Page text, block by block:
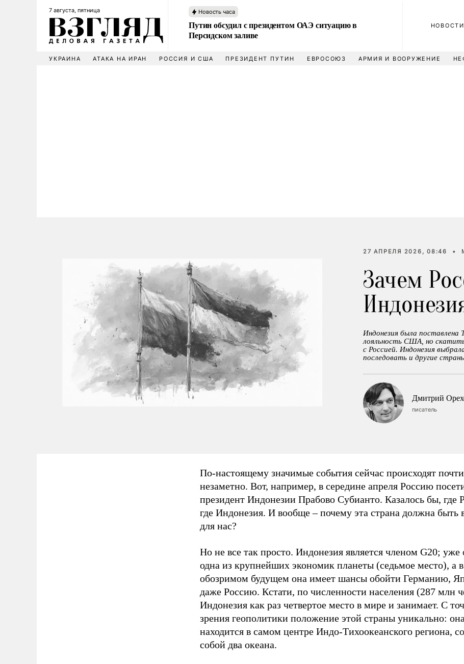
7 августа, пятница Новость часа
Путин обсудил с президентом ОАЭ ситуацию в
Персидском заливе
НОВОСТИ
УКРАИНА АТАКА НА ИРАН РОССИЯ И США ПРЕЗИДЕНТ ПУТИН ЕВРОСОЮЗ АРМИЯ И ВООРУЖЕНИЕ
27 АПРЕЛЯ 2026, 08:46 •
Зачем
Индонезия была
лояльность США, но
с Россией. Индонезия
последовать и другие
Дмитрий
писатель
По-настоящему значимые события сейчас происходят почти
незаметно. Вот, например, в середине апреля Россию
президент Индонезии Прабово Субианто. Казалось бы, где
где Индонезия. И вообще – почему эта страна должна быть
для нас?
Но не все так просто. Индонезия является членом G20; уже
одна из крупнейших экономик планеты (седьмое место), а в
обозримом будущем она имеет шансы обойти Германию,
даже Россию. Кстати, по численности населения (287 млн
Индонезия как раз четвертое место в мире и занимает. С
зрения геополитики положение этой страны уникально: она
находится в самом центре Индо-Тихоокеанского региона,
собой два океана.